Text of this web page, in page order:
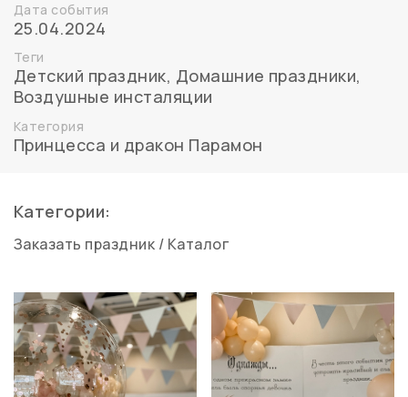
Дата события
25.04.2024
Теги
Детский праздник, Домашние праздники,
Воздушные инсталяции
Категория
Принцесса и дракон Парамон
Категории:
Заказать праздник / Каталог